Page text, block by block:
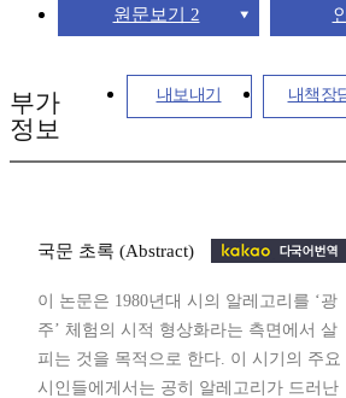
원문보기 2
내보내기 내책장
부가
정보
국문 초록 (Abstract)
이 논문은 1980년대 시의 알레고리를 ‘광
주’ 체험의 시적 형상화라는 측면에서 살
피는 것을 목적으로 한다. 이 시기의 주요
시인들에게서는 공히 알레고리가 드러난